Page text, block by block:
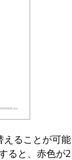
えることが可能
ると、赤色が2